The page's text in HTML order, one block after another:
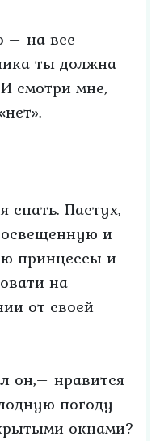
– на все
ты должна
И смотри мне,
спать. Пастух,
и
принцессы и
на
от своей
он,– нравится
погоду
окнами?